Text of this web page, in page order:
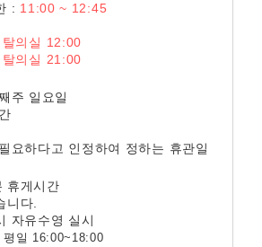
: 11:00 ~ 12:45
의실 12:00
의실 21:00
주 일요일
요하다고 인정하여 정하는 휴관일
휴게시간
니다.
자유수영 실시
평일 16:00~18:00